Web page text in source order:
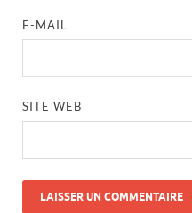
E-MAIL
SITE WEB